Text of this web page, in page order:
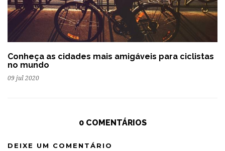
Conheça as cidades mais amigáveis para ciclistas
no mundo
09 jul 2020
0 COMENTÁRIOS
DEIXE UM COMENTÁRIO